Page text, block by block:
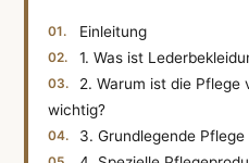
Einleitung
1. Was ist
2. Warum ist die Pflege
wichtig?
3. Grundlegende